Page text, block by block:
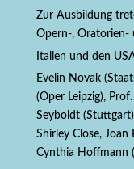
Zur Ausbildung
Opern-, Oratorien-
Italien und den
Evelin Novak
(Oper Leipzig),
Seyboldt
Shirley Close,
Cynthia Hoffmann